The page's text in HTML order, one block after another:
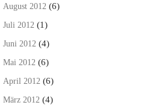
August 2012 (6)
Juli 2012 (1)
Juni 2012 (4)
Mai 2012 (6)
April 2012 (6)
März 2012 (4)